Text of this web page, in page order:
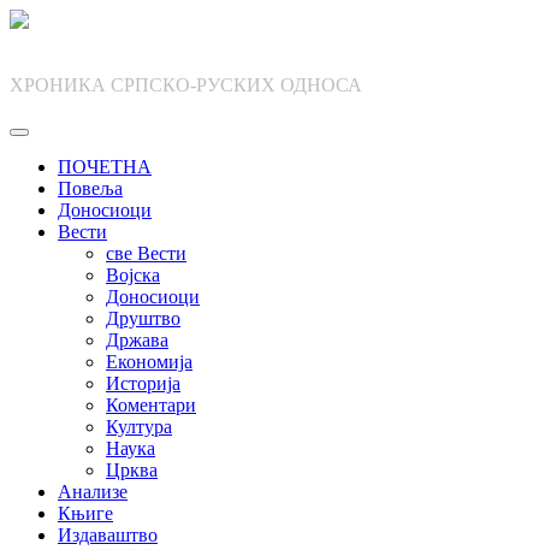
Skip
ХРОНИКА СРПСКО-РУСКИХ ОДНОСА
ПОЧЕТНА
Повеља
Доносиоци
Вести
све Вести
Војска
Доносиоци
Друштво
Држава
Економија
Историја
Коментари
Култура
Наука
Црква
Анализе
Књиге
Издаваштво